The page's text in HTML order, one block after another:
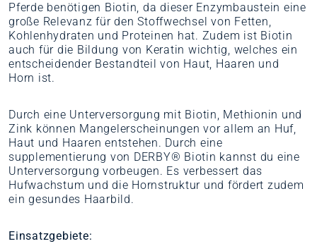
Pferde benötigen Biotin, da dieser Enzymbaustein eine
große Relevanz für den Stoffwechsel von Fetten,
Kohlenhydraten und Proteinen hat. Zudem ist Biotin
auch für die Bildung von Keratin wichtig, welches ein
entscheidender Bestandteil von Haut, Haaren und
Horn ist.
Durch eine Unterversorgung mit Biotin, Methionin und
Zink können Mangelerscheinungen vor allem an Huf,
Haut und Haaren entstehen. Durch eine
supplementierung von DERBY® Biotin kannst du eine
Unterversorgung vorbeugen. Es verbessert das
Hufwachstum und die Hornstruktur und fördert zudem
ein gesundes Haarbild.
Einsatzgebiete: